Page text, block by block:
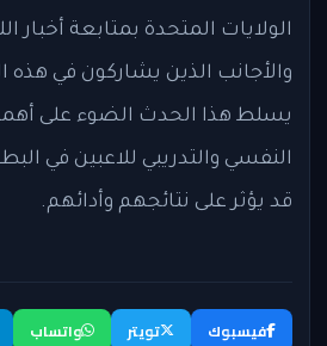
الولايات المتحدة بمتابعة أخبار
والأجانب الذين يشاركون في هذه
يسلط هذا الحدث الضوء على
النفسي والتدريبي للاعبين في
قد يؤثر على نتائجهم وأدائهم.
فيسبوك تويتر واتساب